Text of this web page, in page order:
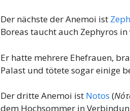
Der nächste der Anemoi ist
Boreas taucht auch Zephyros
Er hatte mehrere Ehefrauen,
Palast und tötete sogar einige
Der dritte Anemoi ist Notos (
dem Hochsommer in